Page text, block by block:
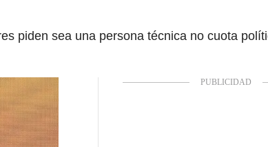
piden sea una persona técnica no cuota